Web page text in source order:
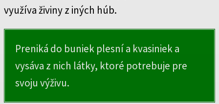
využíva živiny z iných húb.
Preniká do buniek plesní a kvasiniek a
vysáva z nich látky, ktoré potrebuje pre
svoju výživu.